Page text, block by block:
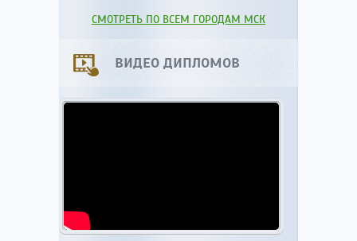
СМОТРЕТЬ ПО ВСЕМ ГОРОДАМ МСК
ВИДЕО ДИПЛОМОВ